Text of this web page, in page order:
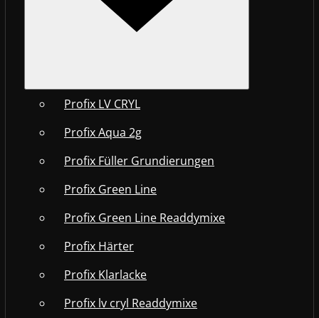
Profix LV CRYL
Profix Aqua 2g
Profix Füller Grundierungen
Profix Green Line
Profix Green Line Readdymixe
Profix Härter
Profix Klarlacke
Profix lv cryl Readdymixe